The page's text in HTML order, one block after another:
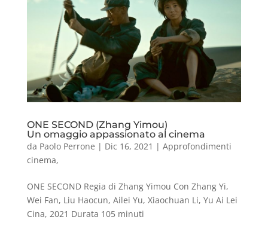
ONE SECOND (Zhang Yimou)
Un omaggio appassionato al cinema
da Paolo Perrone | Dic 16, 2021 | Approfondimenti
cinema,
ONE SECOND Regia di Zhang Yimou Con Zhang Yi,
Wei Fan, Liu Haocun, Ailei Yu, Xiaochuan Li, Yu Ai Lei
Cina, 2021 Durata 105 minuti